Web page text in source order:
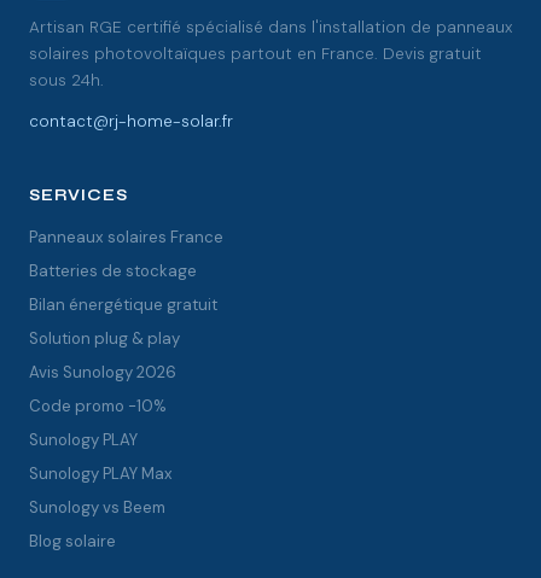
Artisan RGE certifié spécialisé dans l'installation de panneaux
solaires photovoltaïques partout en France. Devis gratuit
sous 24h.
contact@rj-home-solar.fr
SERVICES
Panneaux solaires France
Batteries de stockage
Bilan énergétique gratuit
Solution plug & play
Avis Sunology 2026
Code promo -10%
Sunology PLAY
Sunology PLAY Max
Sunology vs Beem
Blog solaire